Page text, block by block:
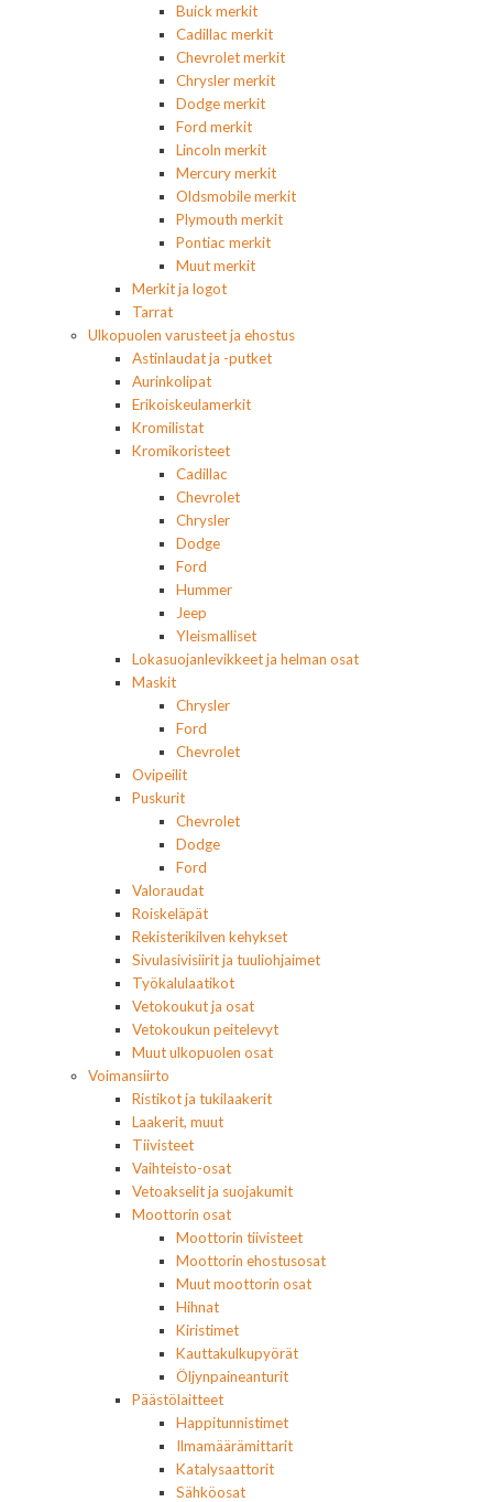
Buick merkit
Cadillac merkit
Chevrolet merkit
Chrysler merkit
Dodge merkit
Ford merkit
Lincoln merkit
Mercury merkit
Oldsmobile merkit
Plymouth merkit
Pontiac merkit
Muut merkit
Merkit ja logot
Tarrat
Ulkopuolen varusteet ja ehostus
Astinlaudat ja -putket
Aurinkolipat
Erikoiskeulamerkit
Kromilistat
Kromikoristeet
Cadillac
Chevrolet
Chrysler
Dodge
Ford
Hummer
Jeep
Yleismalliset
Lokasuojanlevikkeet ja helman osat
Maskit
Chrysler
Ford
Chevrolet
Ovipeilit
Puskurit
Chevrolet
Dodge
Ford
Valoraudat
Roiskeläpät
Rekisterikilven kehykset
Sivulasivisiirit ja tuuliohjaimet
Työkalulaatikot
Vetokoukut ja osat
Vetokoukun peitelevyt
Muut ulkopuolen osat
Voimansiirto
Ristikot ja tukilaakerit
Laakerit, muut
Tiivisteet
Vaihteisto-osat
Vetoakselit ja suojakumit
Moottorin osat
Moottorin tiivisteet
Moottorin ehostusosat
Muut moottorin osat
Hihnat
Kiristimet
Kauttakulkupyörät
Öljynpaineanturit
Päästölaitteet
Happitunnistimet
Ilmamäärämittarit
Katalysaattorit
Sähköosat